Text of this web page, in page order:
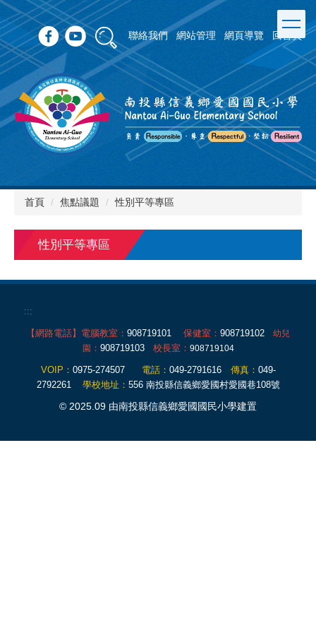
跳
到
主
要
內
容
區
聯絡我們 網站管理 網頁導覽 回首頁
首頁 焦點議題 性別平等專區
性別平等專區
:::
【網路電話】 電腦教室 ： 908719101 保健室 ： 908719102 幼兒
園 ： 908719103 校長室 ： 908719104
VOIP ： 0975-274507 電話： 049-2791616 傳真： 049-
2792261 學校地址： 556 南投縣信義鄉愛國村愛國巷108號
© 2025.09 由南投縣信義鄉愛國國民小學建置